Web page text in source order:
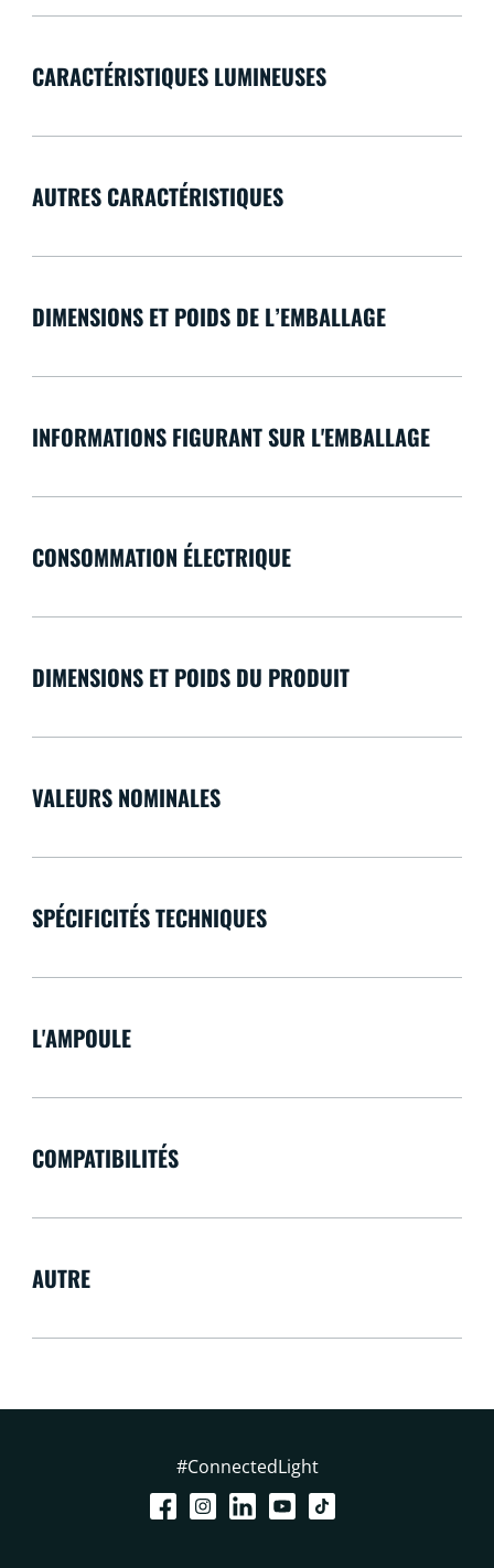
CARACTÉRISTIQUES LUMINEUSES
AUTRES CARACTÉRISTIQUES
DIMENSIONS ET POIDS DE L’EMBALLAGE
INFORMATIONS FIGURANT SUR L'EMBALLAGE
CONSOMMATION ÉLECTRIQUE
DIMENSIONS ET POIDS DU PRODUIT
VALEURS NOMINALES
SPÉCIFICITÉS TECHNIQUES
L'AMPOULE
COMPATIBILITÉS
AUTRE
#ConnectedLight